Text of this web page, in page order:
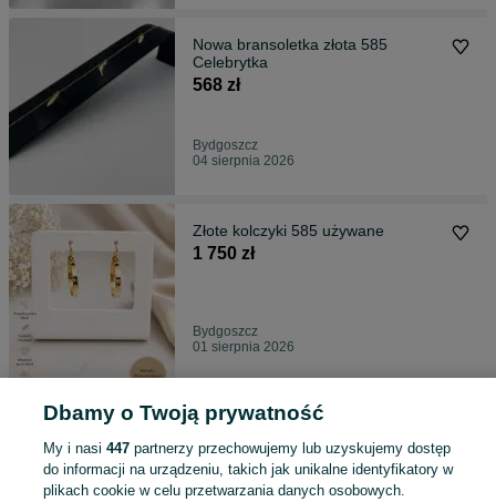
Nowa bransoletka złota 585
Celebrytka
568 zł
Bydgoszcz
04 sierpnia 2026
Złote kolczyki 585 używane
1 750 zł
Bydgoszcz
01 sierpnia 2026
Zawieszka z czarną koniczyną 585
1 200 zł
Dbamy o Twoją prywatność
My i nasi 447partnerzy przechowujemy lub uzyskujemy dostęp
do informacji na urządzeniu, takich jak unikalne identyfikatory w
plikach cookie w celu przetwarzania danych osobowych.